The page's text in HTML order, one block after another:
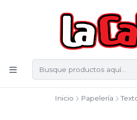
Inicio Papelería